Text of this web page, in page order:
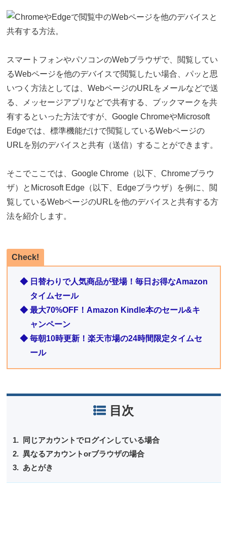
スマートフォンやパソコンのWebブラウザで、閲覧してい
るWebページを他のデバイスで閲覧したい場合、パッと思
いつく方法としては、WebページのURLをメールなどで送
る、メッセージアプリなどで共有する、ブックマークを共
有するといった方法ですが、Google ChromeやMicrosoft
Edgeでは、標準機能だけで閲覧しているWebページの
URLを別のデバイスと共有（送信）することができます。
そこでここでは、Google Chrome（以下、Chromeブラウ
ザ）とMicrosoft Edge（以下、Edgeブラウザ）を例に、閲
覧しているWebページのURLを他のデバイスと共有する方
法を紹介します。
Check!
◆ 日替わりで人気商品が登場！毎日お得なAmazon
タイムセール
◆ 最大70%OFF！Amazon Kindle本のセール&キ
ャンペーン
◆ 毎朝10時更新！楽天市場の24時間限定タイムセ
ール
目次
同じアカウントでログインしている場合
異なるアカウントorブラウザの場合
あとがき